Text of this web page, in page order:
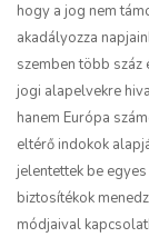
hogy a jog nem
akadályozza
szemben több száz
jogi alapelvekre
hanem Európa
eltérő indokok
jelentettek be
biztosítékok
módjaival